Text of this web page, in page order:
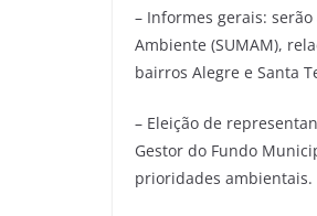
– Informes gerais:
Ambiente (SUMAM),
bairros Alegre e Santa
– Eleição de
Gestor do Fundo
prioridades ambientais.